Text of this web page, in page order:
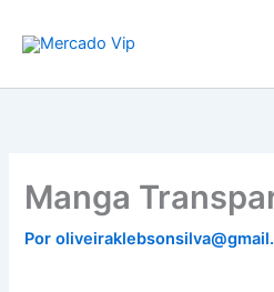
para
conteúdo
Manga
Por